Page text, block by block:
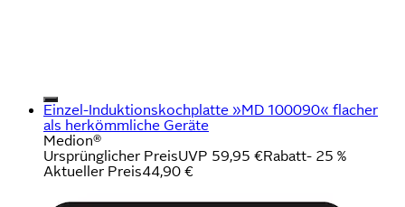
Einzel-Induktionskochplatte »MD 100090« flacher
als herkömmliche Geräte
Medion®
Ursprünglicher PreisUVP 59,95 €Rabatt- 25 %
Aktueller Preis44,90 €